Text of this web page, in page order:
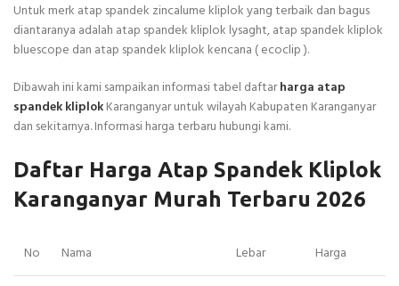
Untuk merk atap spandek zincalume kliplok yang terbaik dan bagus
diantaranya adalah atap spandek kliplok lysaght, atap spandek kliplok
bluescope dan atap spandek kliplok kencana ( ecoclip ).
Dibawah ini kami sampaikan informasi tabel daftarharga atap
spandek kliplokKaranganyar untuk wilayah Kabupaten Karanganyar
dan sekitarnya. Informasi harga terbaru hubungi kami.
Daftar Harga Atap Spandek Kliplok
Karanganyar Murah Terbaru 2026
No Nama Lebar Harga